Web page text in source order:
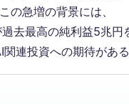
の急増の背景には、
去最高の純利益5兆
連投資への期待があ